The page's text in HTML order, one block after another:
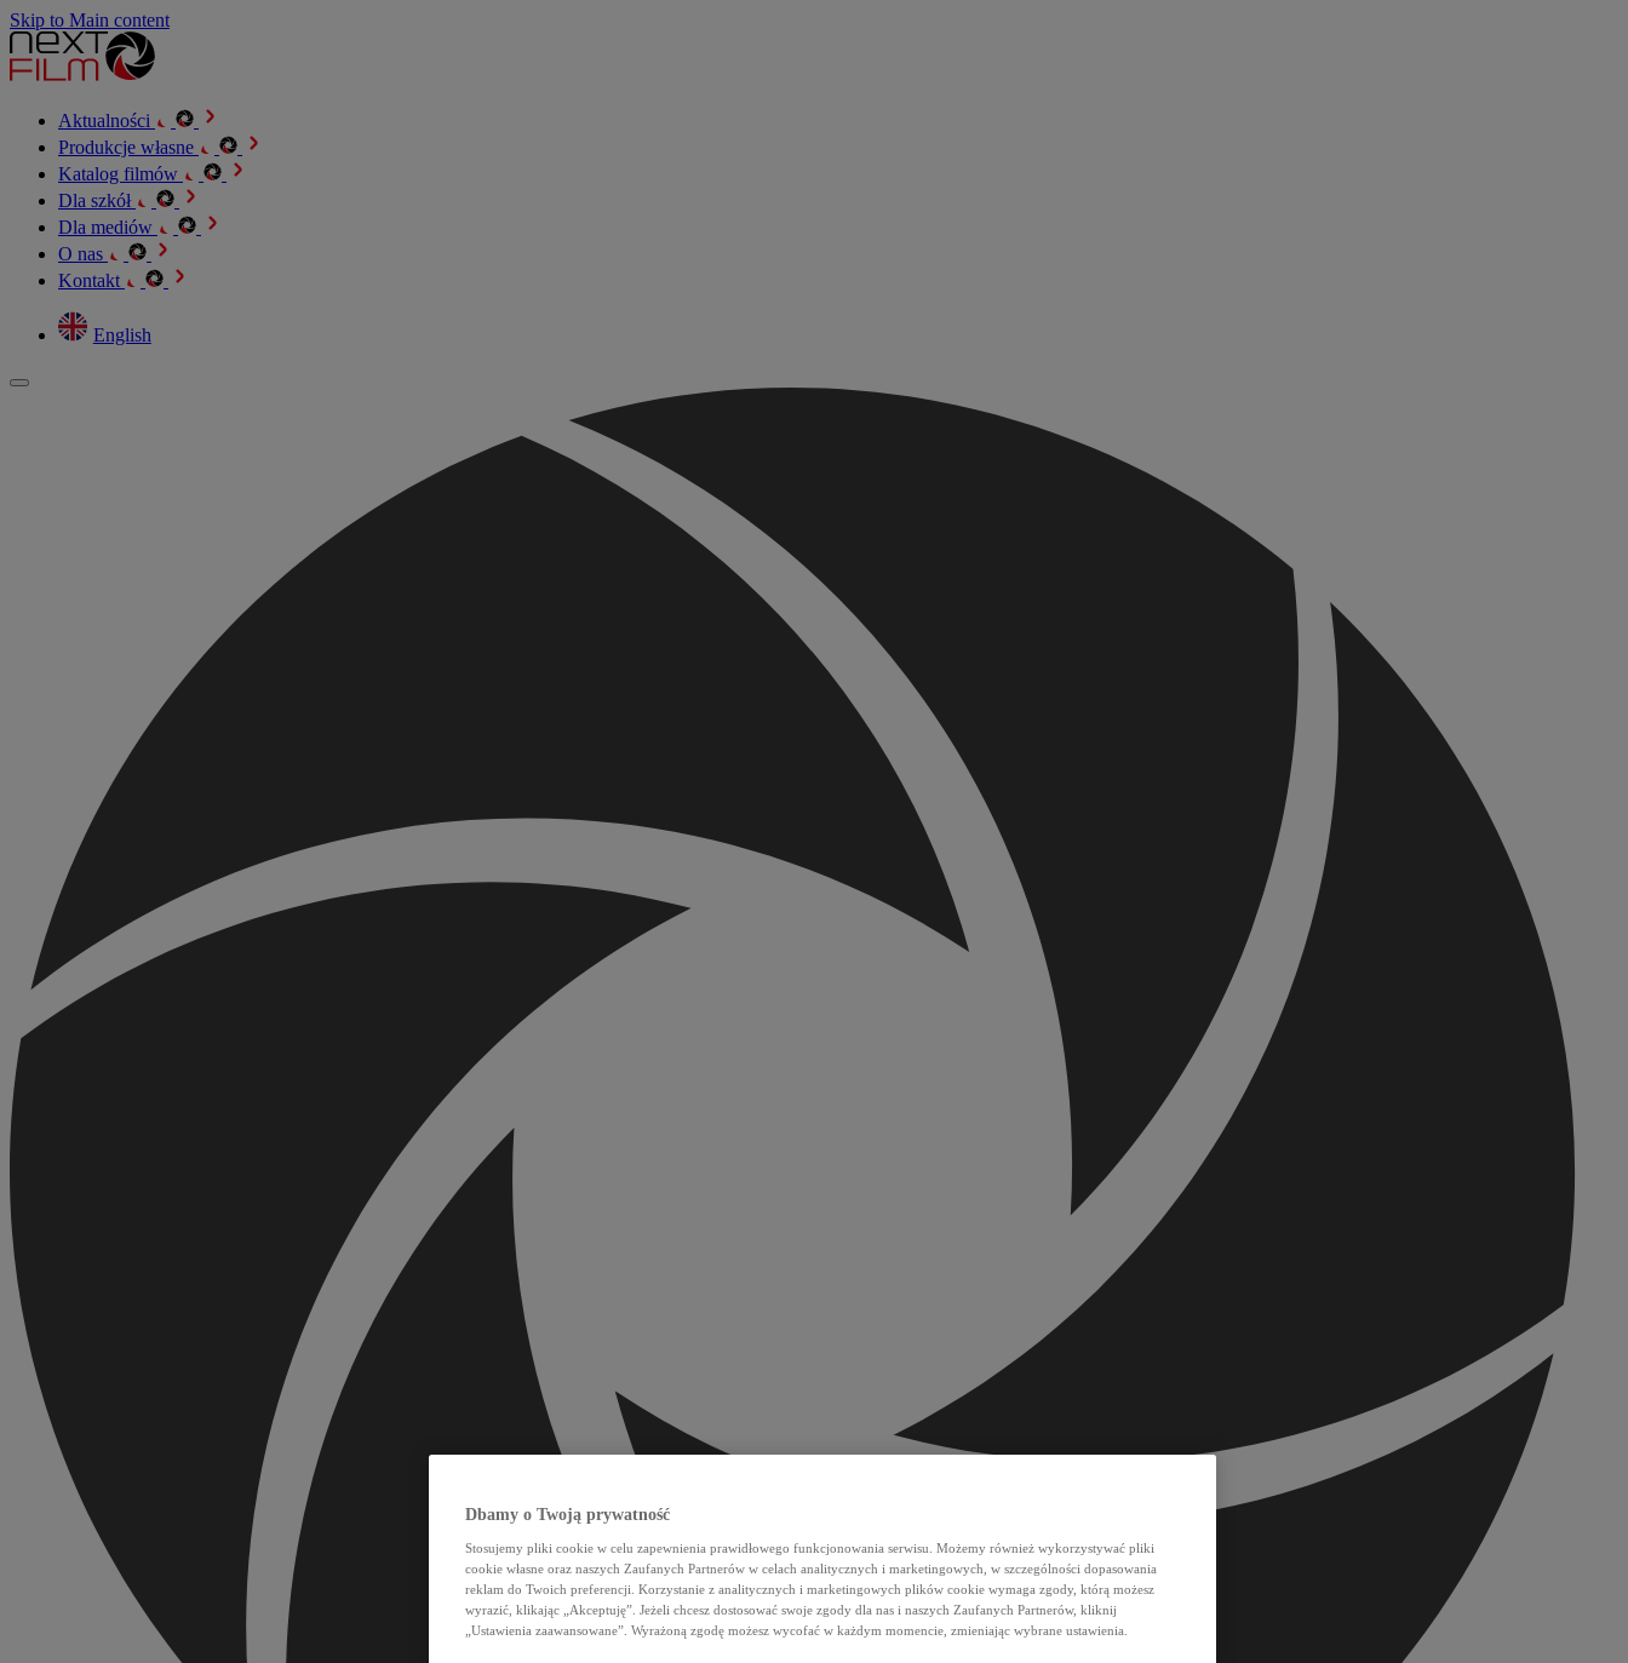
Skip to Main content
Aktualności
Produkcje własne
Katalog filmów
Dla szkół
Dla mediów
O nas
Kontakt
English
Dbamy o Twoją prywatność
Stosujemy pliki cookie w celu zapewnienia prawidłowego funkcjonowania serwisu. Możemy również wykorzystywać pliki
cookie własne oraz naszych Zaufanych Partnerów w celach analitycznych i marketingowych, w szczególności dopasowania
reklam do Twoich preferencji. Korzystanie z analitycznych i marketingowych plików cookie wymaga zgody, którą możesz
wyrazić, klikając „Akceptuję”. Jeżeli chcesz dostosować swoje zgody dla nas i naszych Zaufanych Partnerów, kliknij
„Ustawienia zaawansowane”. Wyrażoną zgodę możesz wycofać w każdym momencie, zmieniając wybrane ustawienia.